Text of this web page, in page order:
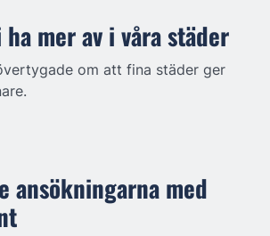
mer av i våra städer
om att fina städer ger
ansökningarna med